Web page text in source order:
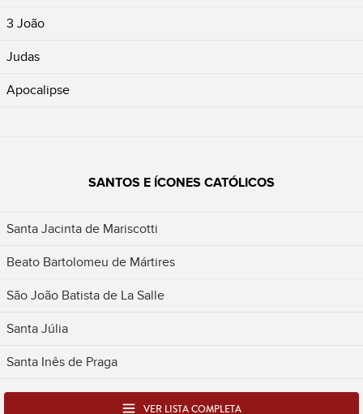
3 João
Judas
Apocalipse
SANTOS E ÍCONES CATÓLICOS
Santa Jacinta de Mariscotti
Beato Bartolomeu de Mártires
São João Batista de La Salle
Santa Júlia
Santa Inês de Praga
VER LISTA COMPLETA